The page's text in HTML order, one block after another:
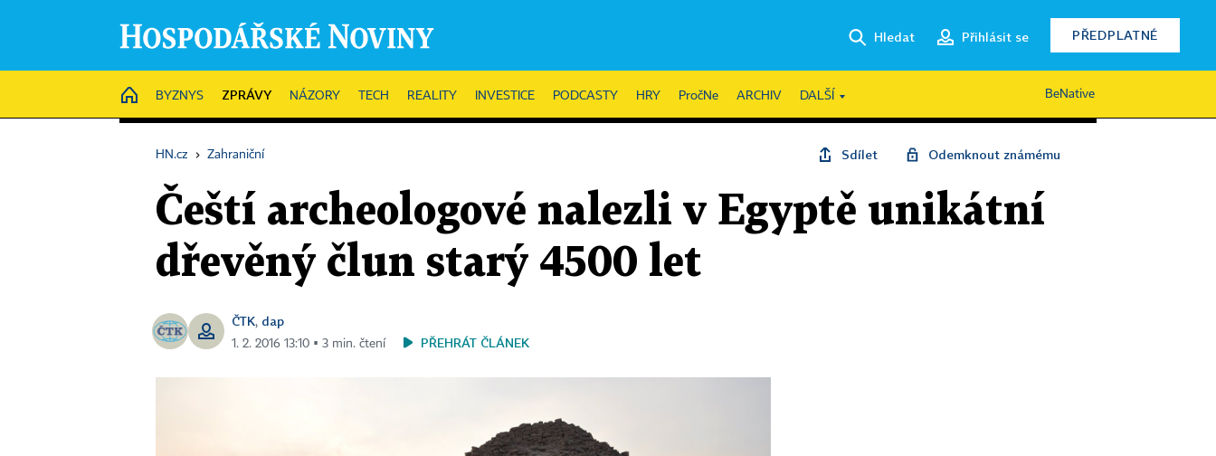
Hledat Přihlásit se PŘEDPLATNÉ
HOME
BYZNYS ZPRÁVY NÁZORY TECH REALITY INVESTICE PODCASTY HRY PročNe ARCHIV DALŠÍ BeNative
HN.cz › Zahraniční Sdílet Odemknout známému
Čeští archeologové nalezli v Egyptě unikátní
dřevěný člun starý 4500 let
ČTK, dap
1. 2. 2016 13:10 ▪ 3 min. čtení PŘEHRÁT ČLÁNEK